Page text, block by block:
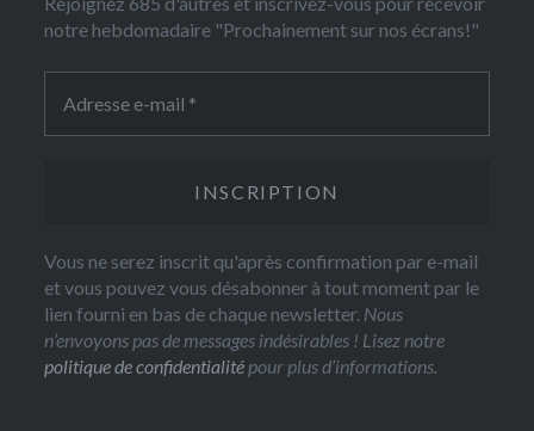
notre hebdomadaire "Prochainement sur nos écrans!"
Vous ne serez inscrit qu'après confirmation par e-mail
et vous pouvez vous désabonner à tout moment par le
lien fourni en bas de chaque newsletter. Nous
n’envoyons pas de messages indésirables ! Lisez notre
politique de confidentialité pour plus d’informations.